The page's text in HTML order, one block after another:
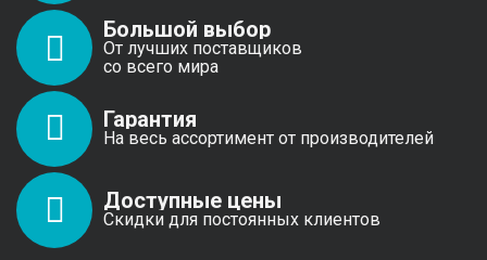
Большой выбор
От лучших поставщиков
со всего мира
Гарантия
На весь ассортимент от производителей
Доступные цены
Скидки для постоянных клиентов